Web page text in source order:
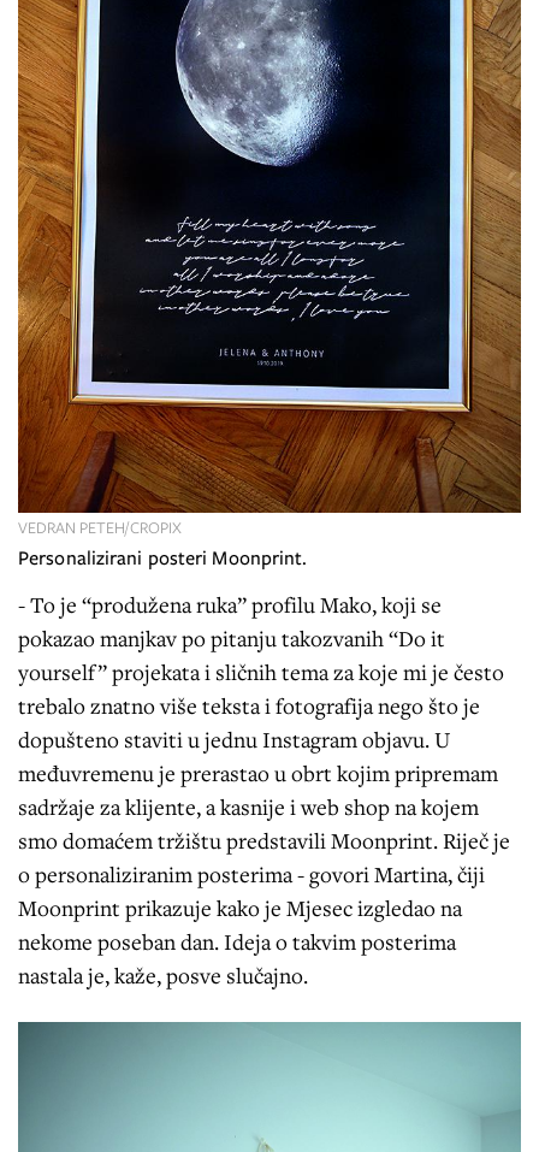
Personalizirani posteri Moonprint.
VEDRAN PETEH/CROPIX
- To je “produžena ruka” profilu Mako, koji se
pokazao manjkav po pitanju takozvanih “Do it
yourself” projekata i sličnih tema za koje mi je često
trebalo znatno više teksta i fotografija nego što je
dopušteno staviti u jednu Instagram objavu. U
međuvremenu je prerastao u obrt kojim pripremam
sadržaje za klijente, a kasnije i web shop na kojem
smo domaćem tržištu predstavili Moonprint. Riječ je
o personaliziranim posterima - govori Martina, čiji
Moonprint prikazuje kako je Mjesec izgledao na
nekome poseban dan. Ideja o takvim posterima
nastala je, kaže, posve slučajno.